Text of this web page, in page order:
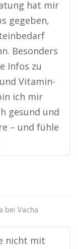
hat mir
gegeben,
Besonders
Infos zu
Vitamin-
ich mir
gesund und
– und fühle
bei Vacha
nicht mit